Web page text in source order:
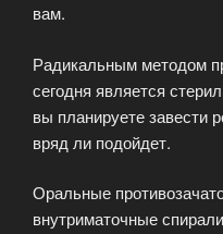
вам.
Радикальным методом
сегодня является
вы планируете завести
вряд ли подойдет.
Оральные
внутриматочные